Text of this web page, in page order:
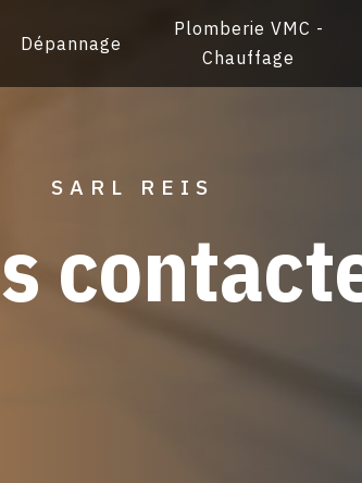
Dépannage
Plomberie VMC -
Chauffage
SARL REIS